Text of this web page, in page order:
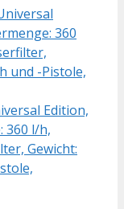
Edition,
360 l/h,
Gewicht: